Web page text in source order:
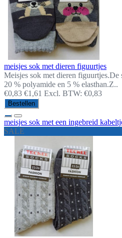
meisjes sok met dieren figuurtjes
Meisjes sok met dieren figuurtjes.De
20 % polyamide en 5 % elasthan.Z..
€0,83 €1,61 Excl. BTW: €0,83
Bestellen
meisjes sok met een ingebreid
SALE